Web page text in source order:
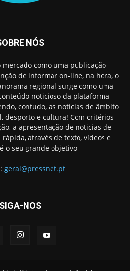
NÓS
mercado como uma publicação
de informar on-line, na hora, o
regional surge como uma
noticioso da plataforma
contudo, as notícias de âmbito
desporto e cultura! Com critérios
a apresentação de noticias de
através de texto, vídeos e
o seu grande objetivo.
geral@pressnet.pt
SIGA-NOS